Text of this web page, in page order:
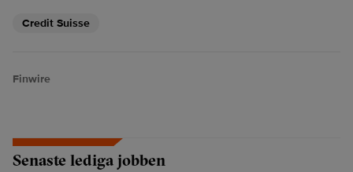
Credit Suisse
Finwire
Senaste lediga jobben